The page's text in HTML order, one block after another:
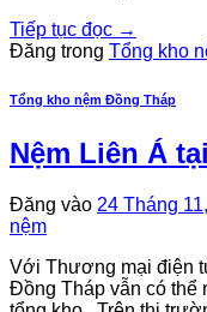
Tiếp tục đọc →
Đăng trong Tổng kho
Tổng kho nệm Đồng Tháp
Nệm Liên Á
Đăng vào 24 Tháng
nệm
Với Thương mại điện
Đồng Tháp vẫn có thể